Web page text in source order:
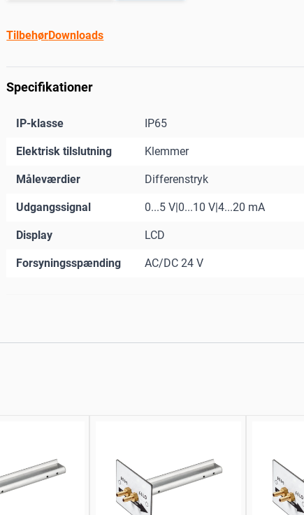
TilbehørDownloads
Specifikationer
IP-klasse IP65
Elektrisk tilslutning Klemmer
Måleværdier Differenstryk
Udgangssignal 0...5 V|0...10 V|4...20 mA
Display LCD
Forsyningsspænding AC/DC 24 V